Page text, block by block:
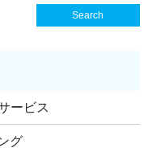
ービス
グ